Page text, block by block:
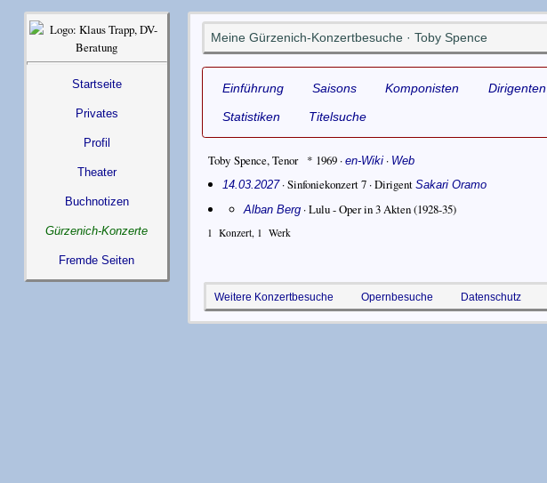
Startseite
Privates
Profil
Theater
Buchnotizen
Gürzenich-Konzerte
Fremde Seiten
Meine Gürzenich-Konzertbesuche · Toby Spence
Einführung Saisons Komponisten Dirigenten
Statistiken
Titelsuche
Toby Spence,Tenor * 1969· en-Wiki· Web
14.03.2027· Sinfoniekonzert 7 ·Dirigent Sakari Oramo
Alban Berg·Lulu - Oper in 3 Akten(1928-35)
1 Konzert, 1 Werk
Weitere Konzertbesuche Opernbesuche Datenschutz